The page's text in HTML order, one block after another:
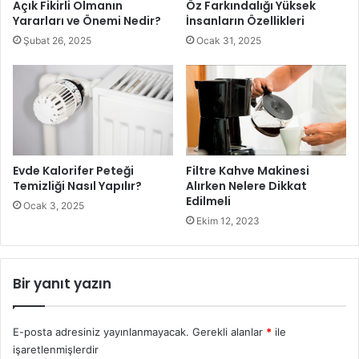
Afrodizyak Etkili Besinlerle İlgili Bilinmeyenlerise şu
şekildedir;
Çikolata:Çikolata halk arasında kuvvetli bir afrodizyak
olarak görülse de fiziki anlamda yüzde 20 etkisi
bulunmaktadır. Psikolojik olarak etkisi ise yüzde 40
Açık Fikirli Olmanın
Yararları ve Önemi Nedir?
Şubat 26, 2025
Öz Farkındalığı Yüksek
İnsanların Özellikleri
Ocak 31, 2025
Evde Kalorifer Peteği
Temizliği Nasıl Yapılır?
Ocak 3, 2025
Filtre Kahve Makinesi
Alırken Nelere Dikkat
Edilmeli
Ekim 12, 2023
Bir yanıt yazın
E-posta adresiniz yayınlanmayacak. Gerekli alanlar * ile
işaretlenmişlerdir